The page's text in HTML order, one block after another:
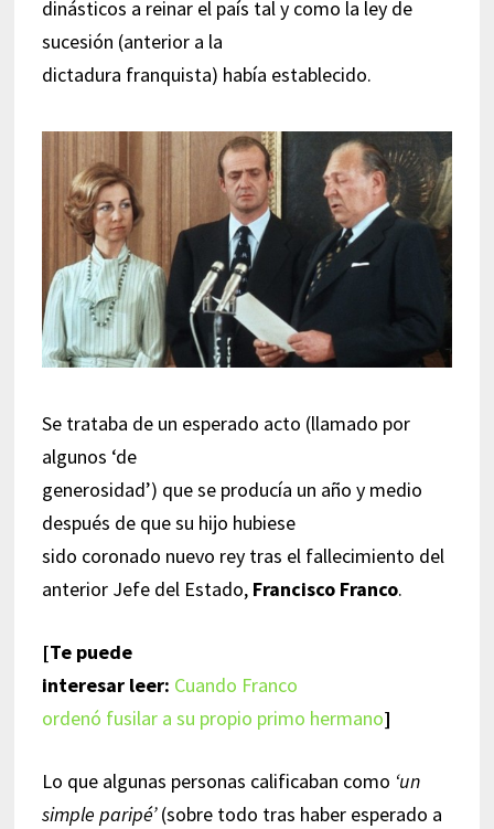
dinásticos a reinar el país tal y como la ley de
sucesión (anterior a la
dictadura franquista) había establecido.
Se trataba de un esperado acto (llamado por
algunos ‘de
generosidad’) que se producía un año y medio
después de que su hijo hubiese
sido coronado nuevo rey tras el fallecimiento del
anterior Jefe del Estado, Francisco Franco.
[Te puede
interesar leer: Cuando Franco
ordenó fusilar a su propio primo hermano]
Lo que algunas personas calificaban como ‘un
simple paripé’(sobre todo tras haber esperado a